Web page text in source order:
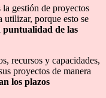
gestión de proyectos
utilizar, porque esto se
de las
recursos y capacidades,
proyectos de manera
los plazos